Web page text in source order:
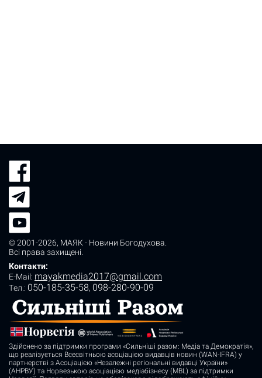
© 2001-2026, МАЯК - Новини Богодухова
Всі права захищені.
Контакти:
E-Mail: mayakmedia2017@gmail.com
Tел.: 050-185-35-58, 098-280-90-09
Здійснено за підтримки програми «Сильніші разом: Медіа та Демократія»,
що реалізується Всесвітньою асоціацією видавців новин (WAN-IFRA) у
партнерстві з Асоціацією «Незалежні регіональні видавці України»
(АНРВУ) та Норвезькою асоціацією медіабізнесу (MBL) за підтримки